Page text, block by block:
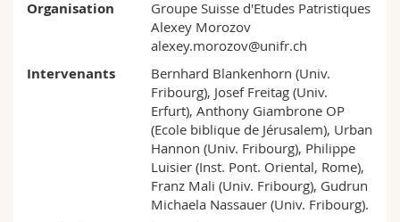
Organisation
Groupe Suisse d'Etudes Patristiques
Alexey Morozov
alexey.morozov@unifr.ch
Intervenants
Bernhard Blankenhorn (Univ.
Fribourg), Josef Freitag (Univ.
Erfurt), Anthony Giambrone OP
(Ecole biblique de Jérusalem), Urban
Hannon (Univ. Fribourg), Philippe
Luisier (Inst. Pont. Oriental, Rome),
Franz Mali (Univ. Fribourg), Gudrun
Michaela Nassauer (Univ. Fribourg).